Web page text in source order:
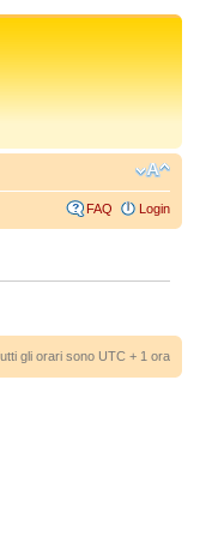
FAQ Login
gli orari sono UTC + 1 ora